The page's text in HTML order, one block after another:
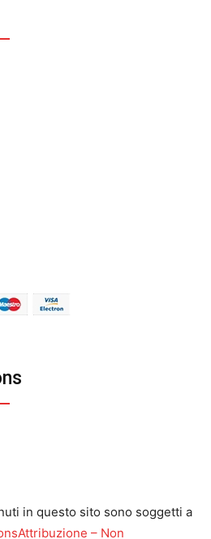
in questo sito sono soggetti a
– Non